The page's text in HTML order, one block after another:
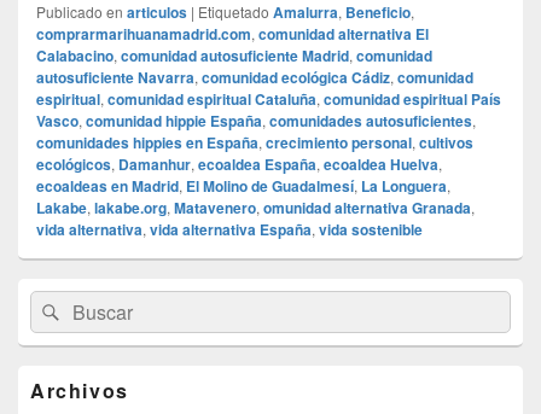
Publicado en articulos | Etiquetado Amalurra, Beneficio,
comprarmarihuanamadrid.com, comunidad alternativa El
Calabacino, comunidad autosuficiente Madrid, comunidad
autosuficiente Navarra, comunidad ecológica Cádiz, comunidad
espiritual, comunidad espiritual Cataluña, comunidad espiritual País
Vasco, comunidad hippie España, comunidades autosuficientes,
comunidades hippies en España, crecimiento personal, cultivos
ecológicos, Damanhur, ecoaldea España, ecoaldea Huelva,
ecoaldeas en Madrid, El Molino de Guadalmesí, La Longuera,
Lakabe, lakabe.org, Matavenero, omunidad alternativa Granada,
vida alternativa, vida alternativa España, vida sostenible
área
de
widget
lateral
Buscar
por:
Buscar
Archivos